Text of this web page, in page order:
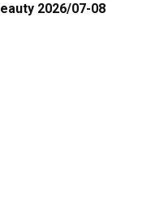
2026/07-08